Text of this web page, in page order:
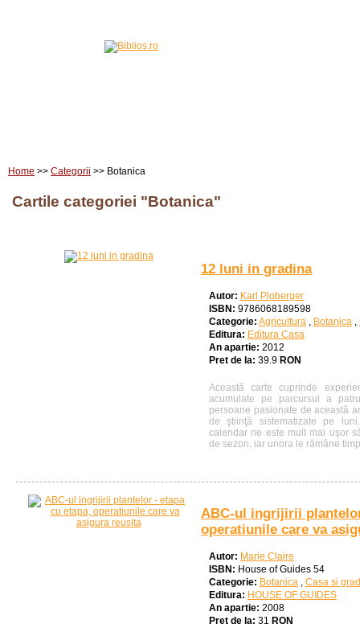
Home >> Categorii >> Botanica
Cartile categoriei "Botanica"
12 luni in gradina
Autor: Karl Ploberger
ISBN: 9786068189598
Categorie: Agricultura , Botanica ,
Editura: Editura Casa
An apartie: 2012
Pret de la: 39.9 RON
Această carte cuprinde
acumulate pe parcursul a
persoane pasionate de această
de ştiinţă sistematizate pe
calendar ne este mult mai uşor
de sezon, iar unora le rămâne
ABC-ul ingrijirii
operatiunile care va
Autor: Marie Claire
ISBN: House of Guides 54
Categorie: Botanica , Casa si
Editura: HOUSE OF GUIDES
An apartie: 2008
Pret de la: 31 RON